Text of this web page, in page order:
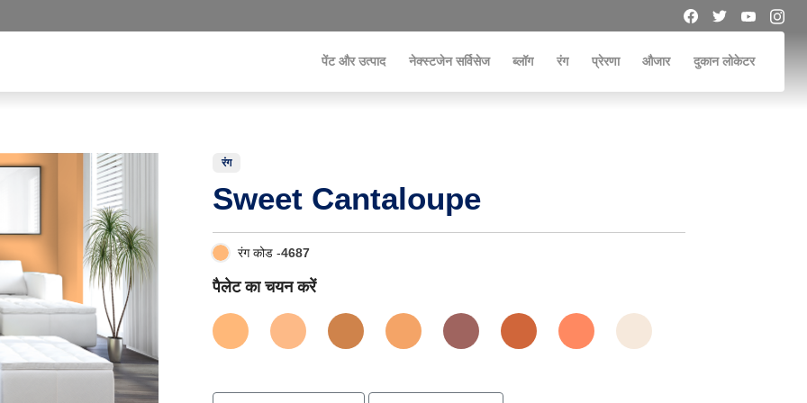
पेंट और उत्पाद नेक्स्टजेन सर्विसेज ब्लॉग रंग प्रेरणा औजार दुकान लोकेटर
रंग
Sweet Cantaloupe
रंग कोड -4687
पैलेट का चयन करें